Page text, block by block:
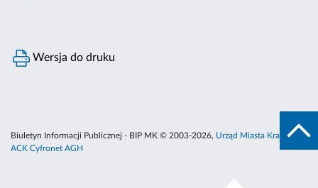
Wersja do druku
Biuletyn Informacji Publicznej - BIP MK © 2003-2026, Urząd Miasta Krakowa
ACK Cyfronet AGH